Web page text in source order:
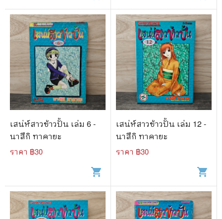
เสน่ห์สาวข้าวปั้น เล่ม 6 -
นาสึกิ ทาคายะ
ราคา ฿30
shopping_cart
เสน่ห์สาวข้าวปั้น เล่ม 12 -
นาสึกิ ทาคายะ
ราคา ฿30
shopping_cart